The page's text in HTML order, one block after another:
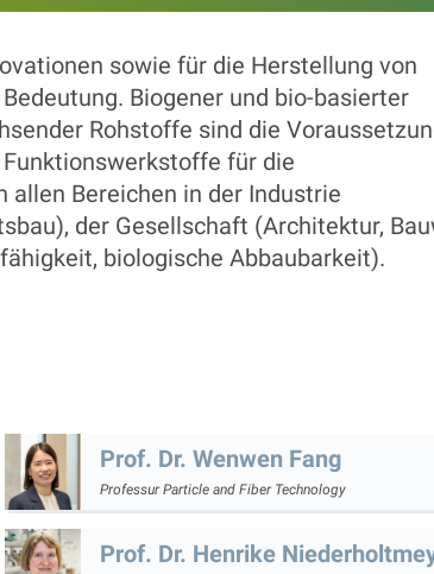
sowie für die Herstellung von
Biogener und bio-basierter
Rohstoffe sind die
für die
allen Bereichen in der Industrie
der Gesellschaft (Architektur,
biologische Abbaubarkeit).
Prof. Dr. Wenwen Fang
Professur Particle and Fiber Technology
Prof. Dr. Henrike